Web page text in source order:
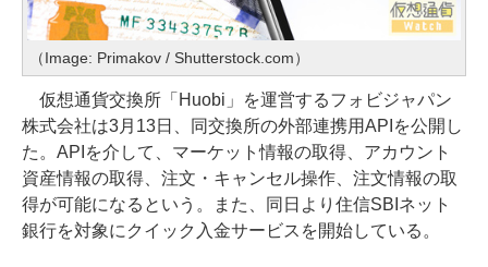
（Image: Primakov / Shutterstock.com）
仮想通貨交換所「Huobi」を運営するフォビジャパン
株式会社は3月13日、同交換所の外部連携用APIを公開し
た。APIを介して、マーケット情報の取得、アカウント
資産情報の取得、注文・キャンセル操作、注文情報の取
得が可能になるという。また、同日より住信SBIネット
銀行を対象にクイック入金サービスを開始している。